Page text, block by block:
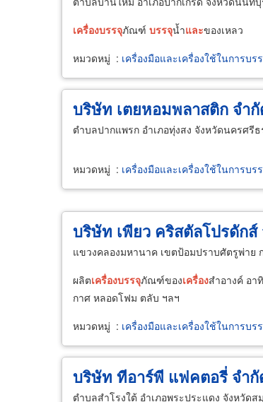
เครื่องบรรจุภัณฑ์ บรรจุน้ำและของเหลว
หมวดหมู่ : เครื่องมือและเครื่องใช้ในการบร
บริษัท เตยหอมพลาสติก จำ
ตำบลปากแพรก อำเภอทุ่งสง จังหวัดนครศรี
หมวดหมู่ : เครื่องมือและเครื่องใช้ในการบร
บริษัท เพียว คริสตัลโปรดักส์
แขวงคลองมหานาค เขตป้อมปราบศัตรูพ่าย
ผลิตเครื่องบรรจุภัณฑ์ของเครื่องสำอางค์ อา
กาศ หลอดโฟม ตลับ ฯลฯ
หมวดหมู่ : เครื่องมือและเครื่องใช้ในการบร
บริษัท ทีอาร์พี แฟคตอรี่ จำ
ตำบลสำโรงใต้ อำเภอพระประแดง จังหวัดส